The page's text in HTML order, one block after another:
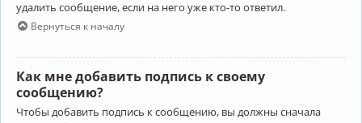
удалить сообщение, если на него уже кто-то ответил.
Вернуться к началу
Как мне добавить подпись к своему
сообщению?
Чтобы добавить подпись к сообщению, вы должны сначала